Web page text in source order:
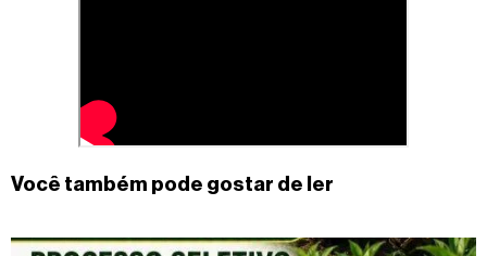
Você também pode gostar de ler